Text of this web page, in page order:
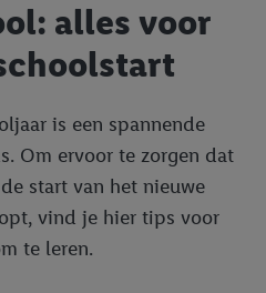
alles voor
is een spannende
Om ervoor te zorgen dat
start van het nieuwe
vind je hier tips voor
te leren.